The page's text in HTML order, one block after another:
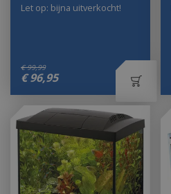
€ 99,99
€ 96,95
Let op: bijna uitverkocht!